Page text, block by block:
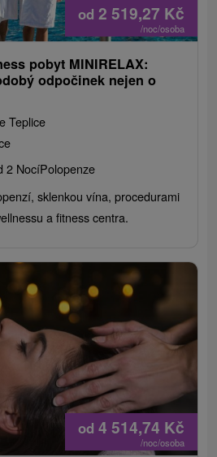
od 2 519,27 Kč
/noc/osoba
pobyt MINIRELAX:
odpočinek nejen o
Teplice
2 NocíPolopenze
sklenkou vína, procedurami
a fitness centra.
od 4 514,74 Kč
/noc/osoba